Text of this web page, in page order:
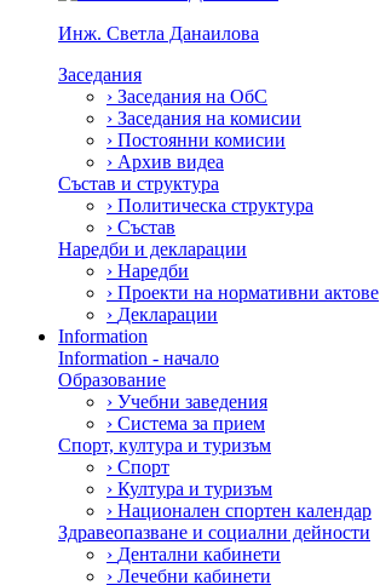
Инж. Светла Данаилова
Заседания
› Заседания на ОбС
› Заседания на комисии
› Постоянни комисии
› Архив видеа
Състав и структура
› Политическа структура
› Състав
Наредби и декларации
› Наредби
› Проекти на нормативни актове
› Декларации
Information
Information - начало
Образование
› Учебни заведения
› Система за прием
Спорт, култура и туризъм
› Спорт
› Култура и туризъм
› Национален спортен календар
Здравеопазване и социални дейности
› Дентални кабинети
› Лечебни кабинети